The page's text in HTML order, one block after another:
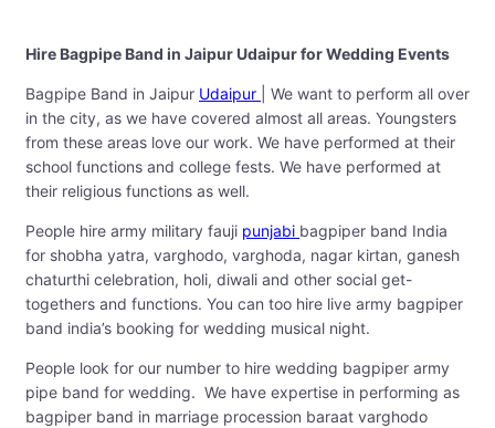
Hire Bagpipe Band in Jaipur Udaipur for Wedding Events
Bagpipe Band in Jaipur Udaipur
| We want to perform all over
in the city, as we have covered almost all areas. Youngsters
from these areas love our work. We have performed at their
school functions and college fests. We have performed at
their religious functions as well.
People hire army military fauji punjabi bagpiper band India
for shobha yatra, varghodo, varghoda, nagar kirtan, ganesh
chaturthi celebration, holi, diwali and other social get-
togethers and functions. You can too hire live army bagpiper
band india’s booking for wedding musical night.
People look for our number to hire wedding bagpiper army
pipe band for wedding. We have expertise in performing as
bagpiper band in marriage procession baraat varghodo